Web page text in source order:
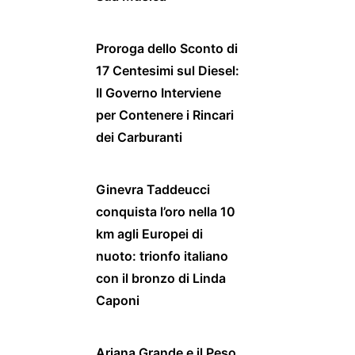
Proroga dello Sconto di
17 Centesimi sul Diesel:
Il Governo Interviene
per Contenere i Rincari
dei Carburanti
Ginevra Taddeucci
conquista l’oro nella 10
km agli Europei di
nuoto: trionfo italiano
con il bronzo di Linda
Caponi